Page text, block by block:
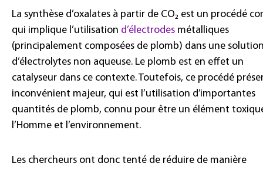
La synthèse d’oxalates à partir de CO₂ est un procédé
qui implique l’utilisation d’électrodes métalliques
(principalement composées de plomb) dans une
d’électrolytes non aqueuse. Le plomb est en effet un
catalyseur dans ce contexte. Toutefois, ce procédé
inconvénient majeur, qui est l’utilisation d’importantes
quantités de plomb, connu pour être un élément
l’Homme et l’environnement.
Les chercheurs ont donc tenté de réduire de manière